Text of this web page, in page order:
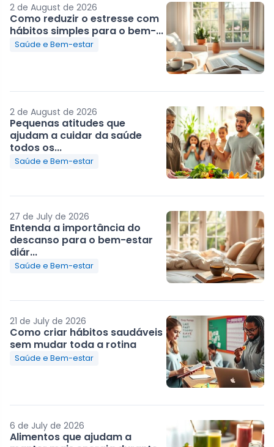
2 de August de 2026
Como reduzir o estresse com
hábitos simples para o bem-...
Saúde e Bem-estar
2 de August de 2026
Pequenas atitudes que
ajudam a cuidar da saúde
todos os...
Saúde e Bem-estar
27 de July de 2026
Entenda a importância do
descanso para o bem-estar
diár...
Saúde e Bem-estar
21 de July de 2026
Como criar hábitos saudáveis
sem mudar toda a rotina
Saúde e Bem-estar
6 de July de 2026
Alimentos que ajudam a